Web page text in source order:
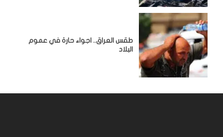
طقس العراق.. اجواء حارة في عموم
البلاد